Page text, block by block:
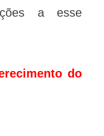
a esse
do